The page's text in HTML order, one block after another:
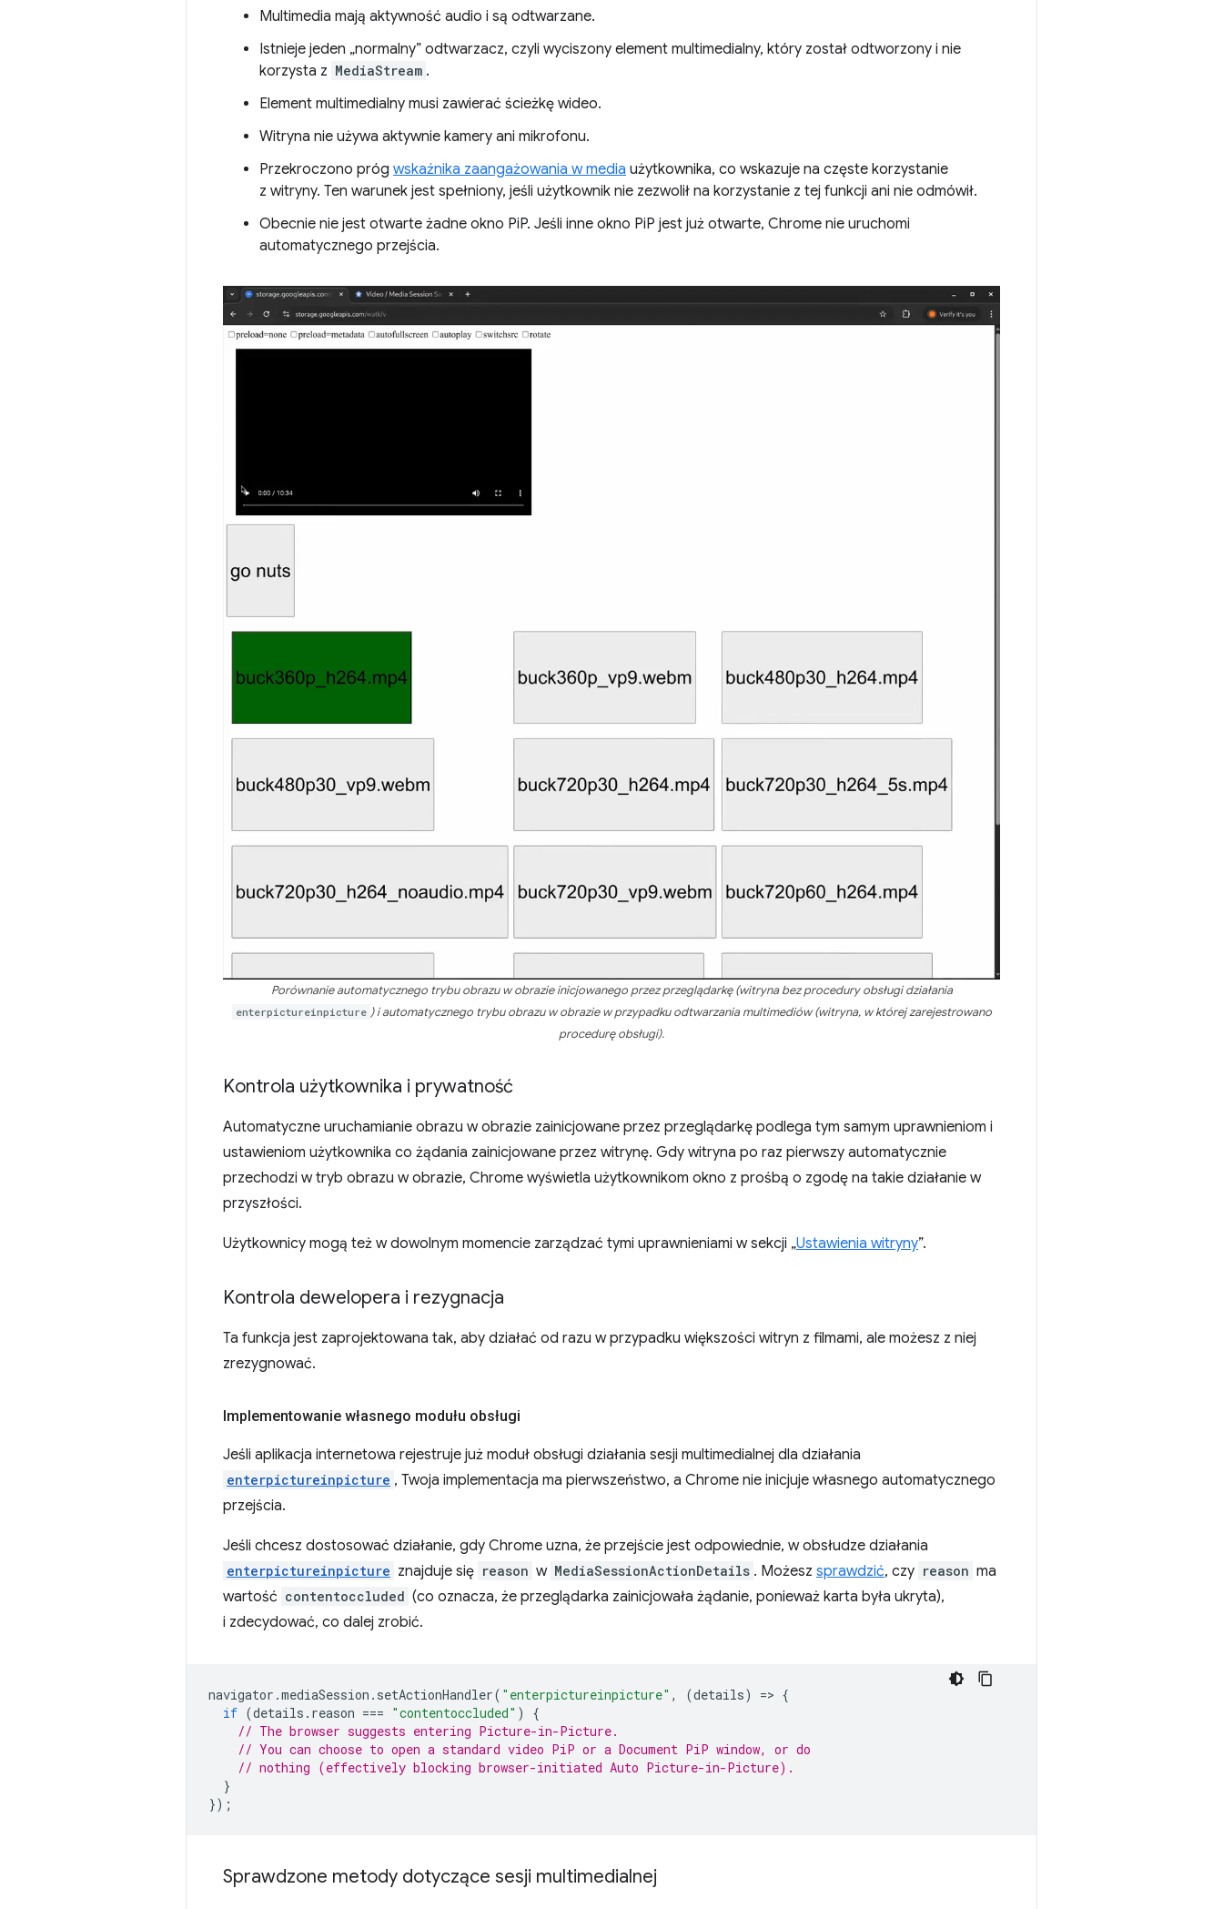
Multimedia mają aktywność audio i są odtwarzane.
Istnieje jeden „normalny” odtwarzacz, czyli wyciszony element multimedialny, który został odtworzony i nie
korzysta z MediaStream .
Element multimedialny musi zawierać ścieżkę wideo.
Witryna nie używa aktywnie kamery ani mikrofonu.
Przekroczono próg wskaźnika zaangażowania w media użytkownika, co wskazuje na częste korzystanie
z witryny. Ten warunek jest spełniony, jeśli użytkownik nie zezwolił na korzystanie z tej funkcji ani nie odmówił.
Obecnie nie jest otwarte żadne okno PiP. Jeśli inne okno PiP jest już otwarte, Chrome nie uruchomi
automatycznego przejścia.
Porównanie automatycznego trybu obrazu w obrazie inicjowanego przez przeglądarkę (witryna bez procedury obsługi działania
enterpictureinpicture ) i automatycznego trybu obrazu w obrazie w przypadku odtwarzania multimediów (witryna, w której zarejestrowano
procedurę obsługi).
Kontrola użytkownika i prywatność
Automatyczne uruchamianie obrazu w obrazie zainicjowane przez przeglądarkę podlega tym samym uprawnieniom i
ustawieniom użytkownika co żądania zainicjowane przez witrynę. Gdy witryna po raz pierwszy automatycznie
przechodzi w tryb obrazu w obrazie, Chrome wyświetla użytkownikom okno z prośbą o zgodę na takie działanie w
przyszłości.
Użytkownicy mogą też w dowolnym momencie zarządzać tymi uprawnieniami w sekcji „Ustawienia witryny”.
Kontrola dewelopera i rezygnacja
Ta funkcja jest zaprojektowana tak, aby działać od razu w przypadku większości witryn z filmami, ale możesz z niej
zrezygnować.
Implementowanie własnego modułu obsługi
Jeśli aplikacja internetowa rejestruje już moduł obsługi działania sesji multimedialnej dla działania
enterpictureinpicture , Twoja implementacja ma pierwszeństwo, a Chrome nie inicjuje własnego automatycznego
przejścia.
Jeśli chcesz dostosować działanie, gdy Chrome uzna, że przejście jest odpowiednie, w obsłudze działania
enterpictureinpicture znajduje się reason w MediaSessionActionDetails . Możesz sprawdzić, czy reason ma
wartość contentoccluded (co oznacza, że przeglądarka zainicjowała żądanie, ponieważ karta była ukryta),
i zdecydować, co dalej zrobić.
navigator .mediaSession . setActionHandler( "enterpictureinpicture" , (details) => {
if (details . reason === "contentoccluded" )
{
// The browser suggests entering Picture-in-Picture.
// You can choose to open a standard video PiP or a Document PiP window, or do
// nothing (effectively blocking browser-initiated Auto Picture-in-Picture).
}
});
Sprawdzone metody dotyczące sesji multimedialnej